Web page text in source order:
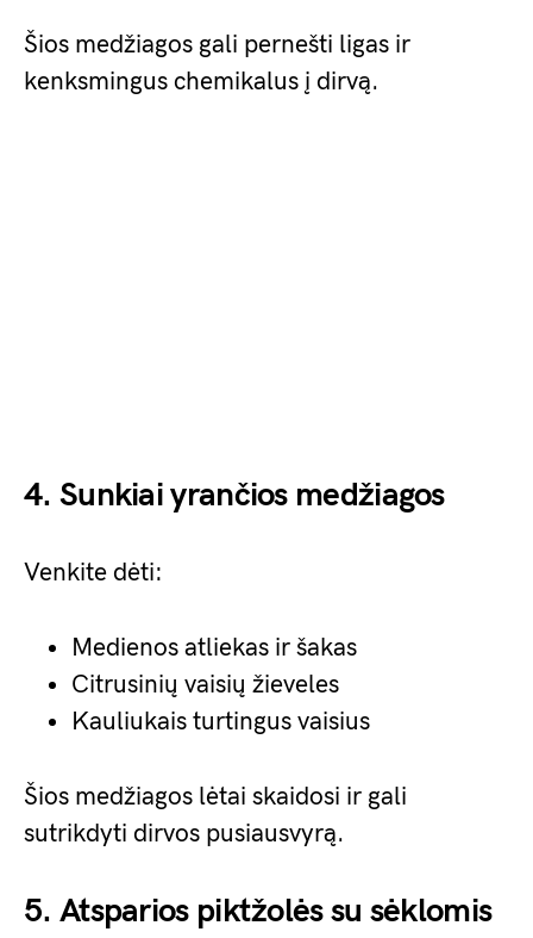
Šios medžiagos gali pernešti ligas ir
kenksmingus chemikalus į dirvą.
4. Sunkiai yrančios medžiagos
Venkite dėti:
Medienos atliekas ir šakas
Citrusinių vaisių žieveles
Kauliukais turtingus vaisius
Šios medžiagos lėtai skaidosi ir gali
sutrikdyti dirvos pusiausvyrą.
5. Atsparios piktžolės su sėklomis